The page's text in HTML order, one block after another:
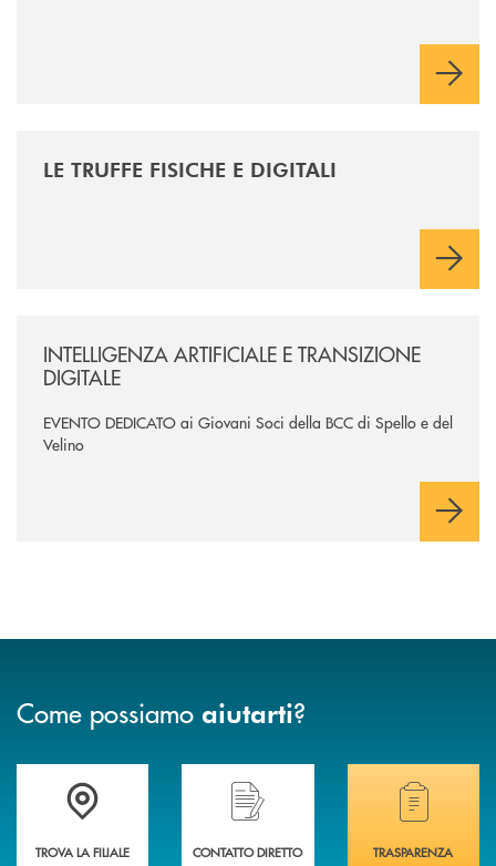
LE TRUFFE FISICHE E DIGITALI
INTELLIGENZA ARTIFICIALE E TRANSIZIONE
DIGITALE
EVENTO DEDICATO ai Giovani Soci della BCC di Spello e del
Velino
Come possiamo aiutarti?
Accedi all' elenco completo delle filiali della BCC di Spello e del Velino
TROVA LA FILIALE
Hai bisogno di assistenza immediata?
CONTATTO DIRETTO
Hai bisogno di
TRASPARENZA